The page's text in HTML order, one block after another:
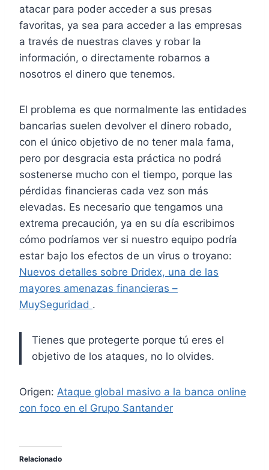
atacar para poder acceder a sus presas
favoritas, ya sea para acceder a las empresas
a través de nuestras claves y robar la
información, o directamente robarnos a
nosotros el dinero que tenemos.
El problema es que normalmente las entidades
bancarias suelen devolver el dinero robado,
con el único objetivo de no tener mala fama,
pero por desgracia esta práctica no podrá
sostenerse mucho con el tiempo, porque las
pérdidas financieras cada vez son más
elevadas. Es necesario que tengamos una
extrema precaución, ya en su día escribimos
cómo podríamos ver si nuestro equipo podría
estar bajo los efectos de un virus o troyano:
Nuevos detalles sobre Dridex, una de las
mayores amenazas financieras –
MuySeguridad .
Tienes que protegerte porque tú eres el
objetivo de los ataques, no lo olvides.
Origen: Ataque global masivo a la banca online
con foco en el Grupo Santander
Relacionado